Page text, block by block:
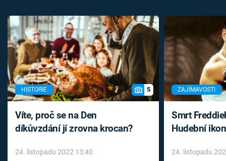
HISTORIE 5
Víte, proč se na Den
díkůvzdání jí zrovna krocan?
24. listopadu 2022 13:40
ZAJÍMAVOSTI
Smrt
Hudební
léky
24. listopadu